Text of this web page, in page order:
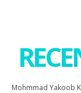
Mohmmad Yakoob